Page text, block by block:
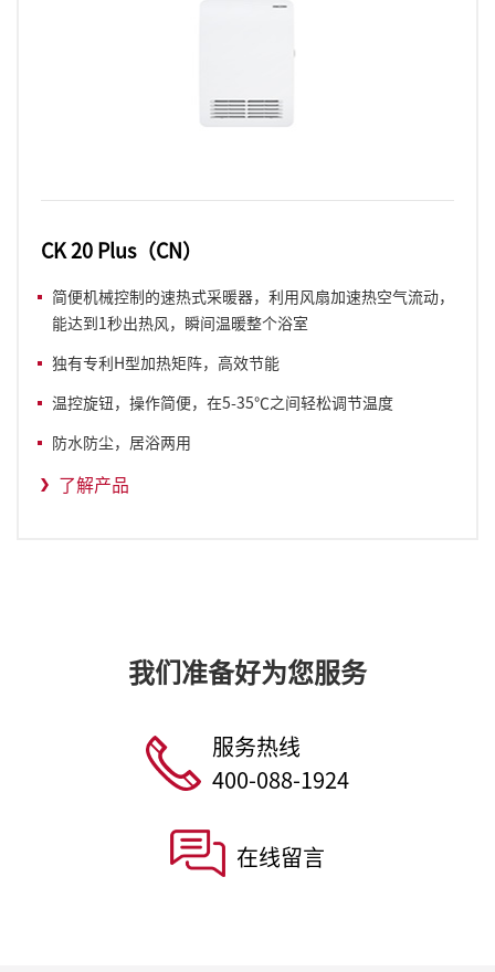
CK 20 Plus（CN）
简便机械控制的速热式采暖器，利用风扇加速热空气流动，
能达到1秒出热风，瞬间温暖整个浴室
独有专利H型加热矩阵，高效节能
温控旋钮，操作简便，在5-35℃之间轻松调节温度
防水防尘，居浴两用
了解产品
我们准备好为您服务
服务热线
400-088-1924
在线留言